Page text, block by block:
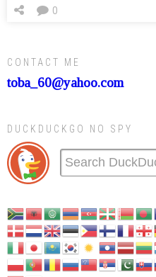
0
CONTACT ME
toba_60@yahoo.com
DUCKDUCKGO NO SPY